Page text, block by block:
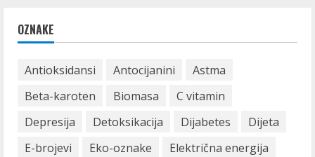
OZNAKE
Antioksidansi Antocijanini
Astma
Beta-karoten
Biomasa
C vitamin
Depresija
Detoksikacija Dijabetes
Dijeta
E-brojevi
Eko-oznake
Električna energija